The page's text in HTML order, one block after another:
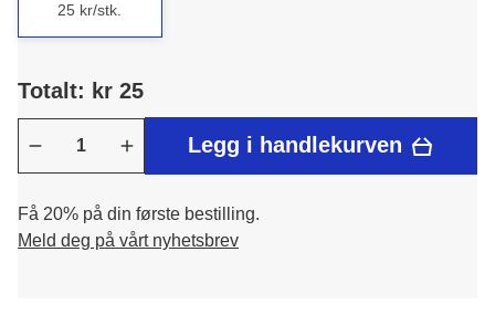
25 kr/stk.
Totalt: kr 25
Legg i handlekurven
Få 20% på din første bestilling.
Meld deg på vårt nyhetsbrev